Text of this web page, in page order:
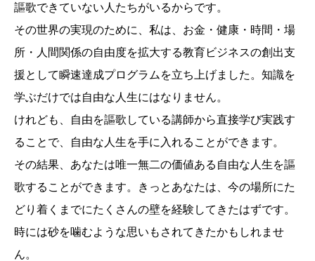
謳歌できていない人たちがいるからです。
その世界の実現のために、私は、お金・健康・時間・場
所・人間関係の自由度を拡大する教育ビジネスの創出支
援として瞬速達成プログラムを立ち上げました。知識を
学ぶだけでは自由な人生にはなりません。
けれども、自由を謳歌している講師から直接学び実践す
ることで、自由な人生を手に入れることができます。
その結果、あなたは唯一無二の価値ある自由な人生を謳
歌することができます。きっとあなたは、今の場所にた
どり着くまでにたくさんの壁を経験してきたはずです。
時には砂を噛むような思いもされてきたかもしれませ
ん。